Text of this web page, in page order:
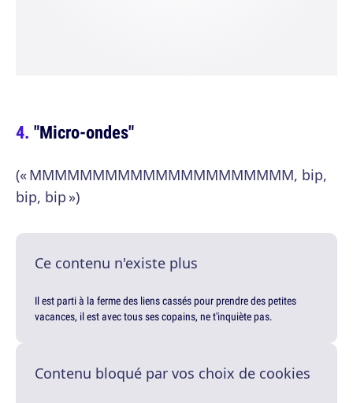
"Micro-ondes"
(« MMMMMMMMMMMMMMMMMMMMM, bip,
bip, bip »)
Ce contenu n'existe plus
Il est parti à la ferme des liens cassés pour prendre des petites
vacances, il est avec tous ses copains, ne t'inquiète pas.
Contenu bloqué par vos choix de cookies